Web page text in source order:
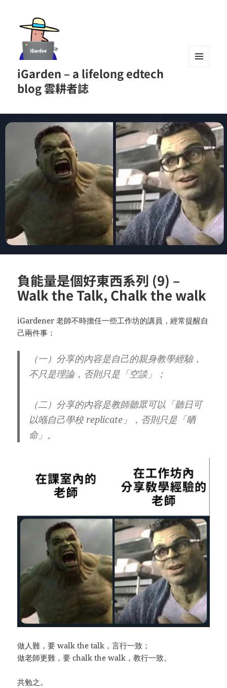
iGarden – a lifelong edtech
blog 雲耕者誌
負能量是個好東西系列 (9) –
Walk the Talk, Chalk the walk
iGardener 老師不時擔任一些工作坊的講員，經常提醒自
己兩件事：
（一）分享的內容是自己的親身教學經驗，
不只是理論，否則只是「空談」；
（二）分享的內容是教師聽眾可以「聽日可
以喺自己學校 replicate」，否則只是「晒
命」。
做人難，要 walk the talk，言行一致；
做老師更難，要 chalk the walk，教行一致。
共勉之。